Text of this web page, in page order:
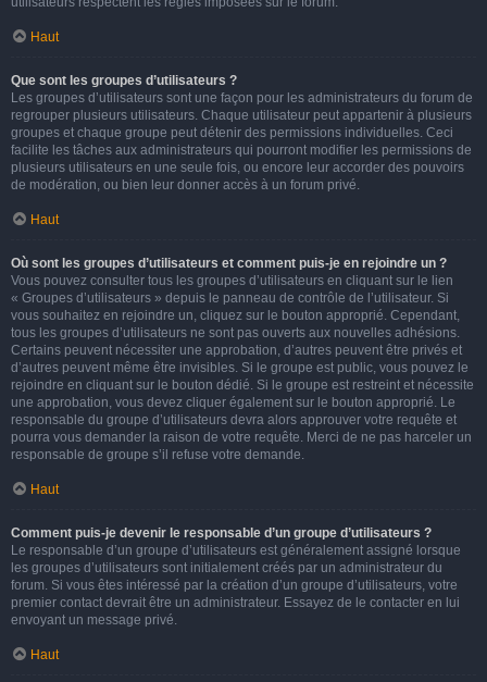
Haut
Que sont les groupes d’utilisateurs ?
Les groupes d’utilisateurs sont une façon pour les administrateurs du forum de
regrouper plusieurs utilisateurs. Chaque utilisateur peut appartenir à plusieurs
groupes et chaque groupe peut détenir des permissions individuelles. Ceci
facilite les tâches aux administrateurs qui pourront modifier les permissions de
plusieurs utilisateurs en une seule fois, ou encore leur accorder des pouvoirs
de modération, ou bien leur donner accès à un forum privé.
Haut
Où sont les groupes d’utilisateurs et comment puis-je en rejoindre un ?
Vous pouvez consulter tous les groupes d’utilisateurs en cliquant sur le lien
« Groupes d’utilisateurs » depuis le panneau de contrôle de l’utilisateur. Si
vous souhaitez en rejoindre un, cliquez sur le bouton approprié. Cependant,
tous les groupes d’utilisateurs ne sont pas ouverts aux nouvelles adhésions.
Certains peuvent nécessiter une approbation, d’autres peuvent être privés et
d’autres peuvent même être invisibles. Si le groupe est public, vous pouvez le
rejoindre en cliquant sur le bouton dédié. Si le groupe est restreint et nécessite
une approbation, vous devez cliquer également sur le bouton approprié. Le
responsable du groupe d’utilisateurs devra alors approuver votre requête et
pourra vous demander la raison de votre requête. Merci de ne pas harceler un
responsable de groupe s’il refuse votre demande.
Haut
Comment puis-je devenir le responsable d’un groupe d’utilisateurs ?
Le responsable d’un groupe d’utilisateurs est généralement assigné lorsque
les groupes d’utilisateurs sont initialement créés par un administrateur du
forum. Si vous êtes intéressé par la création d’un groupe d’utilisateurs, votre
premier contact devrait être un administrateur. Essayez de le contacter en lui
envoyant un message privé.
Haut